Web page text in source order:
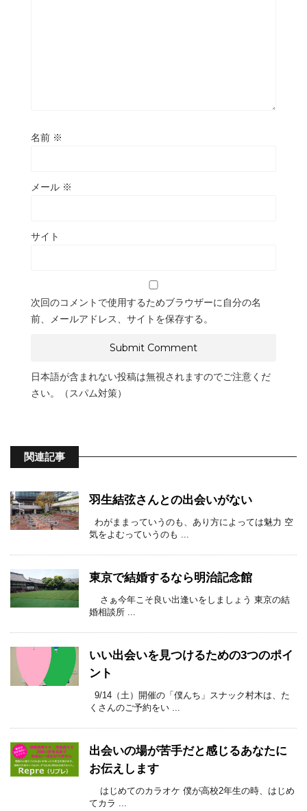
名前 ※
メール ※
サイト
次回のコメントで使用するためブラウザーに自分の名
前、メールアドレス、サイトを保存する。
日本語が含まれない投稿は無視されますのでご注意くだ
さい。（スパム対策）
関連記事
羽生結弦さんとの出会いがない
わがままっていうのも、あり方によっては魅力 空
気をよむっていうのも ...
東京で結婚するなら明治記念館
さぁ今年こそ良い出逢いをしましょう 東京の結
婚相談所 ...
いい出会いを見つけるための3つのポイ
ント
9/14（土）開催の「僕んち」スナック村木は、た
くさんのご予約をい ...
出会いの場が苦手だと感じるあなたに
お伝えします
はじめてのカラオケ 僕が高校2年生の時、はじめ
てカラ ...